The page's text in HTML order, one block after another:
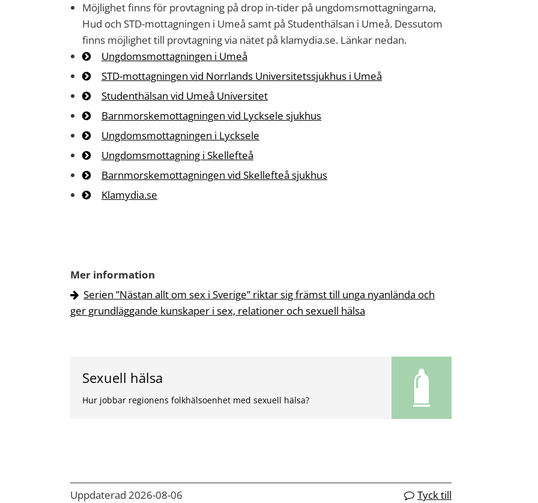
Möjlighet finns för provtagning på drop in-tider på ungdomsmottagningarna,
Hud och STD-mottagningen i Umeå samt på Studenthälsan i Umeå. Dessutom
finns möjlighet till provtagning via nätet på klamydia.se. Länkar nedan.
Ungdomsmottagningen i Umeå
STD-mottagningen vid Norrlands Universitetssjukhus i Umeå
Studenthälsan vid Umeå Universitet
Barnmorskemottagningen vid Lycksele sjukhus
Ungdomsmottagningen i Lycksele
Ungdomsmottagning i Skellefteå
Barnmorskemottagningen vid Skellefteå sjukhus
Klamydia.se
Mer information
Serien ”Nästan allt om sex i Sverige” riktar sig främst till unga nyanlända och
ger grundläggande kunskaper i sex, relationer och sexuell hälsa
Sexuell hälsa
Hur jobbar regionens folkhälsoenhet med sexuell hälsa?
Uppdaterad 2026-08-06 Tyck till